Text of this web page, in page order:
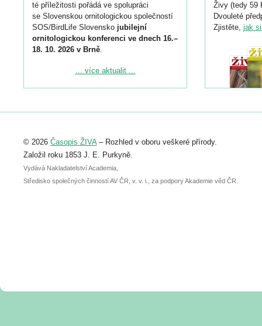
té příležitosti pořádá ve spolupráci
se Slovenskou ornitologickou společností
SOS/BirdLife Slovensko jubilejní
ornitologickou konferenci ve dnech 16.–
18. 10. 2026 v Brně.
Podrobnější informace ke konferenci
Registrovat se můžete do 6. září.
abstraktu přihlášené přednášky nebo
posteru je už 30. června.
... více aktualit ...
Živy (tedy 59
Dvouleté
Zjistěte, jak
© 2026 Časopis ŽIVA– Rozhled v oboru veškeré přírody.
Založil roku 1853 J. E. Purkyně.
Vydává Nakladatelství Academia,
Středisko společných činností AV ČR, v. v. i., za podpory Akademie věd ČR.